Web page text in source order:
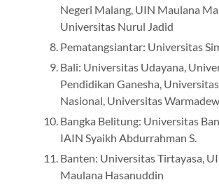
Negeri Malang, UIN Maulana
Universitas Nurul Jadid
Pematangsiantar: Universitas
Bali: Universitas Udayana,
Pendidikan Ganesha,
Nasional, Universitas
Bangka Belitung: Universitas
IAIN Syaikh Abdurrahman S.
Banten: Universitas Tirtayasa,
Maulana Hasanuddin